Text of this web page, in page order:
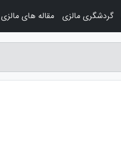
گردشگری مالزی مقاله های مالزی